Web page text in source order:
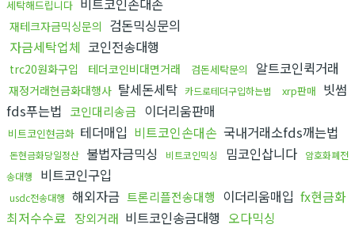
세탁해드립니다
재테크자금믹싱문의 검돈믹싱문의
자금세탁업체 코인전송대행
trc20원화구입 테더코인비대면거래 검돈세탁문의 알트코인퀵거래
재정거래현금화대행사 탈세돈세탁 카드로테더구입하는법 xrp판매 빗썸
fds푸는법 코인대리송금 이더리움판매
비트코인현금화 테더매입 비트코인손대손 국내거래소fds깨는법
돈현금화당일정산 불법자금믹싱 비트코인믹싱 밈코인삽니다
암호화폐전
송대행
비트코인구입
usdc전송대행 해외자금 트론리플전송대행 이더리움매입 fx현금화
최저수수료 장외거래 비트코인송금대행 오다믹싱